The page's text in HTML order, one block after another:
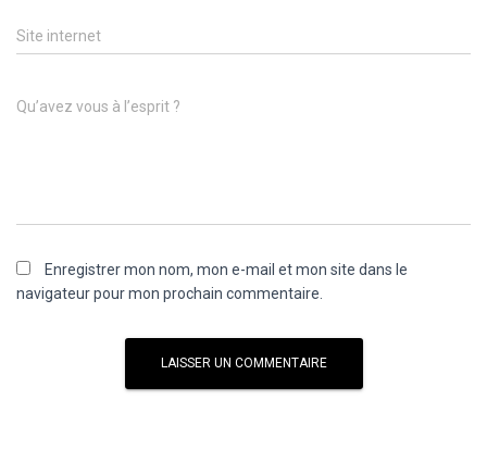
Site internet
Qu’avez vous à l’esprit ?
Enregistrer mon nom, mon e-mail et mon site dans le
navigateur pour mon prochain commentaire.